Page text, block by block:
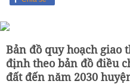
Bản đồ quy hoạch giao
định theo bản đồ điều
đất đến năm 2030